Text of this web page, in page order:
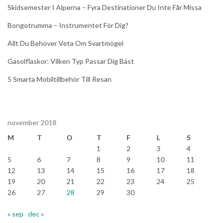
Skidsemester I Alperna – Fyra Destinationer Du Inte Får Missa
Bongotrumma – Instrumentet För Dig?
Allt Du Behöver Veta Om Svartmögel
Gasolflaskor: Vilken Typ Passar Dig Bäst
5 Smarta Mobiltillbehör Till Resan
november 2018
M
T O T F L
S
1
2 3
4
5
6 7 8 9 10
11
12
13 14 15 16 17
18
19
20 21 22 23 24
25
26
27 28 29 30
« sep dec »